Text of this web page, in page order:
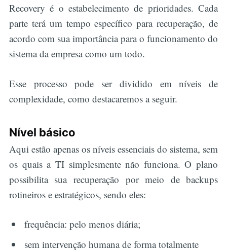
Recovery é o estabelecimento de prioridades. Cada
parte terá um tempo específico para recuperação, de
acordo com sua importância para o funcionamento do
sistema da empresa como um todo.
Esse processo pode ser dividido em níveis de
complexidade, como destacaremos a seguir.
Nível básico
Aqui estão apenas os níveis essenciais do sistema, sem
os quais a TI simplesmente não funciona. O plano
possibilita sua recuperação por meio de backups
rotineiros e estratégicos, sendo eles:
frequência: pelo menos diária;
sem intervenção humana de forma totalmente